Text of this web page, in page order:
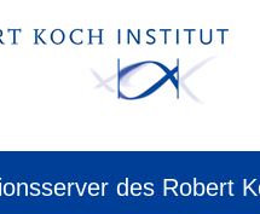
des Robert